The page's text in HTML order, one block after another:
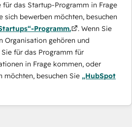
für das Startup-Programm in Frage
sich bewerben möchten, besuchen
Programm.
. Wenn Sie
Organisation gehören und
für das Programm für
in Frage kommen, oder
möchten, besuchen Sie „HubSpot